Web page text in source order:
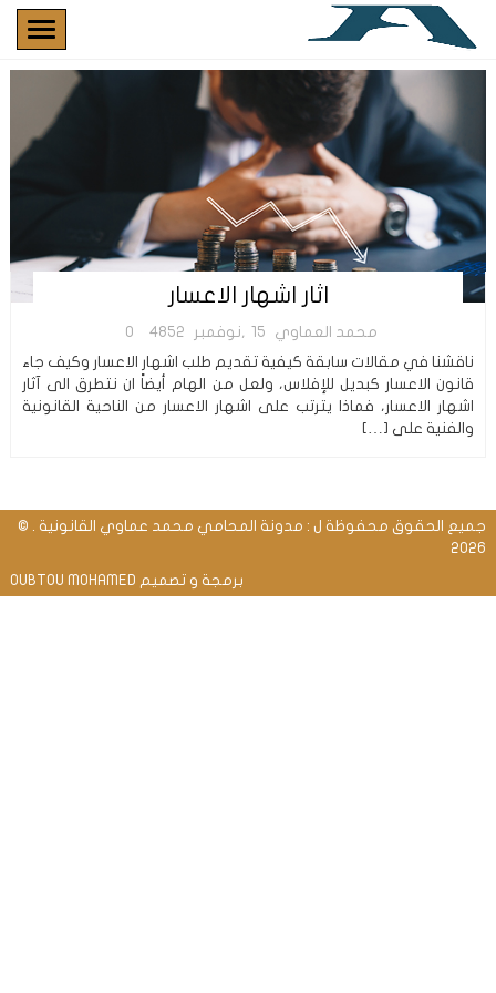
اثار اشهار الاعسار
محمد العماوي 15,نوفمبر 4852
0
ناقشنا في مقالات سابقة كيفية تقديم طلب اشهار الاعسار وكيف جاء
قانون الاعسار كبديل للإفلاس، ولعل من الهام أيضاً ان نتطرق الى آثار
اشهار الاعسار، فماذا يترتب على اشهار الاعسار من الناحية القانونية
والفنية على […]
جميع الحقوق محفوظة ل : مدونة المحامي محمد عماوي القانونية . ©
2026
برمجة و تصميم OUBTOU MOHAMED